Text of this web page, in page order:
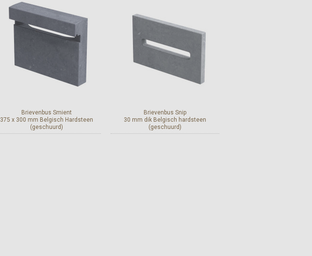
Brievenbus Smient
375 x 300 mm Belgisch Hardsteen
(geschuurd)
Brievenbus Snip
30 mm dik Belgisch hardsteen
(geschuurd)